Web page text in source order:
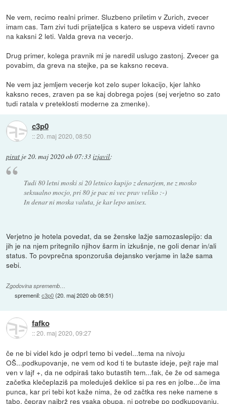
Ne vem, recimo realni primer. Sluzbeno priletim v Zurich, zvecer
imam cas. Tam zivi tudi prijateljica s katero se uspeva videti ravno
na kaksni 2 leti. Valda greva na vecerjo.
Drug primer, kolega pravnik mi je naredil uslugo zastonj. Zvecer ga
povabim, da greva na stejke, pa se kaksno receva.
Ne vem jaz jemljem vecerje kot zelo super lokacijo, kjer lahko
kaksno reces, zraven pa se kaj dobrega pojes (sej verjetno so zato
tudi ratala v preteklosti moderne za zmenke).
c3p0
::20. maj 2020, 08:50
pirat je20. maj 2020 ob 07:33izjavil:
Tudi 80 letni moski si 20 letnico kupijo z denarjem, ne z mosko
seksualno mocjo, pri 80 je pac ni vec prav veliko :-)
In denar ni moska valuta, je kar lepo unisex.
Verjetno je hotela povedat, da se ženske lažje samozaslepijo: da
jih je na njem pritegnilo njihov šarm in izkušnje, ne goli denar in/ali
status. To povprečna sponzoruša dejansko verjame in laže sama
sebi.
Zgodovina sprememb…
spremenil:c3p0(20. maj 2020 ob 08:51)
fafko
::20. maj 2020, 09:27
če ne bi videl kdo je odprl temo bi vedel...tema na nivoju
OŠ...podkupovanje, ne vem od kod ti te butaste ideje, pejt raje mal
ven v lajf +, da ne odpiraš tako butastih tem...fak, če že od samega
začetka klečeplaziš pa moleduješ deklice si pa res en jolbe...če ima
punca, kar pri tebi kot kaže nima, že od začtka res neke namene s
tabo, čeprav najbrž res vsaka obupa, ni potrebe po podkupovanju,